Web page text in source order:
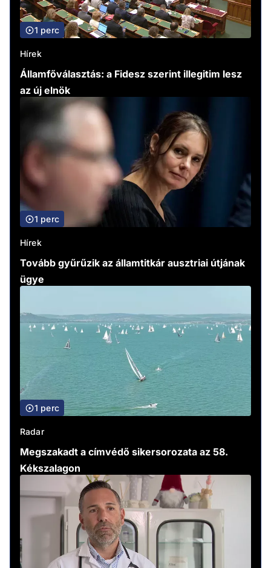
1 perc
Hírek
Államfőválasztás: a Fidesz szerint illegitim lesz
az új elnök
1 perc
Hírek
Tovább gyűrűzik az államtitkár ausztriai útjának
ügye
1 perc
Radar
Megszakadt a címvédő sikersorozata az 58.
Kékszalagon